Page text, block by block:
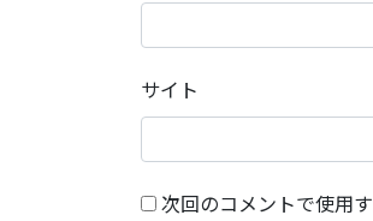
サイト
次回のコメントで使用